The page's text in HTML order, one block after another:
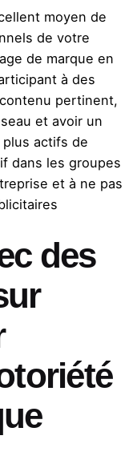
moyen de
de votre
de marque en
à des
pertinent,
et avoir un
actifs de
dans les groupes
et à ne pas
des